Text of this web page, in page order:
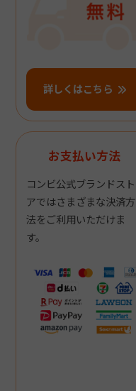
詳しくはこちら
お支払い方法
コンビ公式ブランドスト
アではさまざまな決済方
法をご利用いただけま
す。